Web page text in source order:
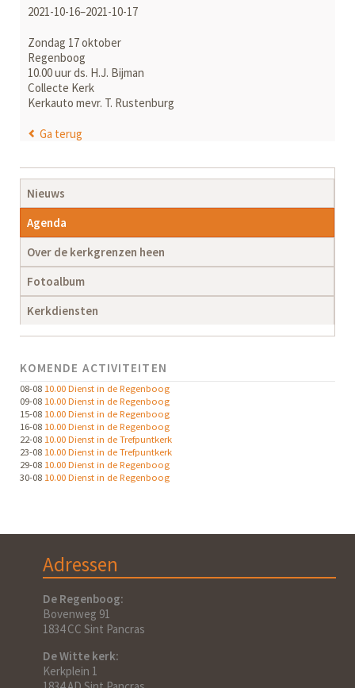
2021-10-16–2021-10-17
Zondag 17 oktober
Regenboog
10.00 uur ds. H.J. Bijman
Collecte Kerk
Kerkauto mevr. T. Rustenburg
Ga terug
Navigatie
overslaan
Nieuws
Agenda
Over de kerkgrenzen heen
Fotoalbum
Kerkdiensten
KOMENDE ACTIVITEITEN
08-08 10.00 Dienst in de Regenboog
09-08 10.00 Dienst in de Regenboog
15-08 10.00 Dienst in de Regenboog
16-08 10.00 Dienst in de Regenboog
22-08 10.00 Dienst in de Trefpuntkerk
23-08 10.00 Dienst in de Trefpuntkerk
29-08 10.00 Dienst in de Regenboog
30-08 10.00 Dienst in de Regenboog
Adressen
De Regenboog:
Bovenweg 91
1834 CC Sint Pancras
De Witte kerk:
Kerkplein 1